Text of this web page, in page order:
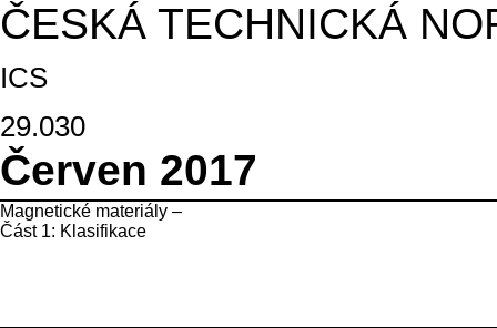
ČESKÁ TECHNICKÁ
ICS
29.030
Červen 2017
Magnetické materiály –
Část 1: Klasifikace